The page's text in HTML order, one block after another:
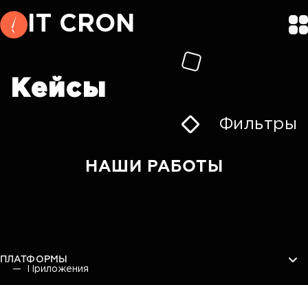
IT CRON
Кейсы
Фильтры
НАШИ РАБОТЫ
ПЛАТФОРМЫ
Приложения